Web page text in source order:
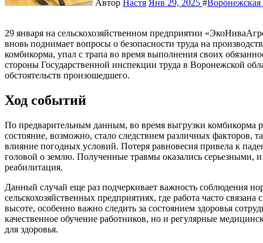
Автор Настя Янв 29, 2025 #Воронежская
29 января на сельскохозяйственном предприятии «ЭкоНиваАгро» произошел серьезный несчастный случай, который
вновь поднимает вопросы о безопасности труда на
комбикорма, упал с трапа во время выполнения своих
стороны Государственной инспекции труда в Воронежской
обстоятельств произошедшего.
Ход событий
По предварительным данным, во время выгрузки комбикорма
состояние, возможно, стало следствием различных факторов,
влияние погодных условий. Потеря равновесия привела к
головой о землю. Полученные травмы оказались серьезными,
реабилитация.
Данный случай еще раз подчеркивает важность соблюдения
сельскохозяйственных предприятиях, где работа часто
высоте, особенно важно следить за состоянием здоровья
качественное обучение работников, но и регулярные
для здоровья.